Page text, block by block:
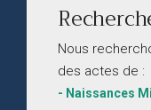
Nous
des actes de :
- Naissances